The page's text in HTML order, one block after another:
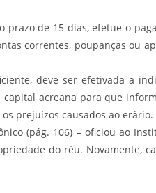
de 15 dias, efetue o
correntes, poupanças ou
deve ser efetivada a
acreana para que
prejuízos causados ao erário.
(pág. 106) – oficiou ao
do réu. Novamente,